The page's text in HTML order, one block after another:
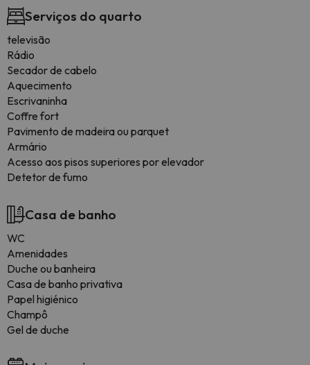
Serviços do quarto
televisão
Rádio
Secador de cabelo
Aquecimento
Escrivaninha
Coffre fort
Pavimento de madeira ou parquet
Armário
Acesso aos pisos superiores por elevador
Detetor de fumo
Casa de banho
WC
Amenidades
Duche ou banheira
Casa de banho privativa
Papel higiénico
Champô
Gel de duche